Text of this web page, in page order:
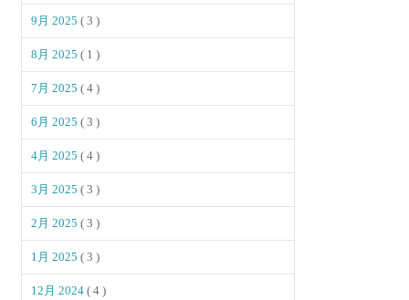
9月 2025( 3 )
8月 2025( 1 )
7月 2025( 4 )
6月 2025( 3 )
4月 2025( 4 )
3月 2025( 3 )
2月 2025( 3 )
1月 2025( 3 )
12月 2024( 4 )